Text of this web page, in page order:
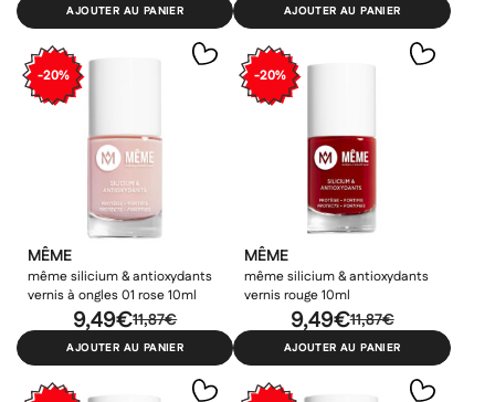
AJOUTER AU PANIER AJOUTER AU PANIER
-20%
MÊME
même silicium & antioxydants
vernis à ongles 01 rose 10ml
11,87€
9,49€
AJOUTER AU PANIER
-20%
MÊME
même silicium & antioxydants
vernis rouge 10ml
11,87€
9,49€
AJOUTER AU PANIER